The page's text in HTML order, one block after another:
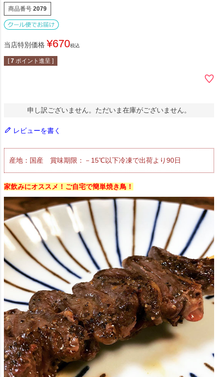
商品番号 2079
当店特別価格 ¥670税込
[ 7 ポイント進呈 ]
申し訳ございません。ただいま在庫がございません。
レビューを書く
産地：国産 賞味期限：－15℃以下冷凍で出荷より90日
家飲みにオススメ！ご自宅で簡単焼き鳥！